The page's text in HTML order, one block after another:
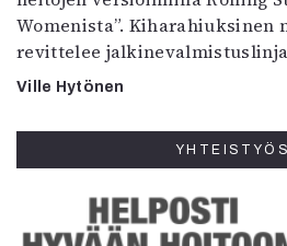
Womenista”. Kiharahiuksinen
revittelee
Ville Hytönen